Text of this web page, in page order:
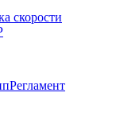
скорости
Регламент